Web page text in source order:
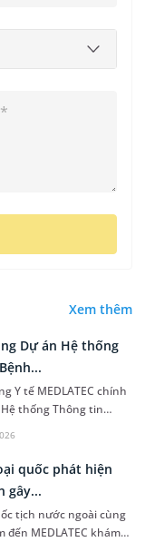
Xem thêm
Dự án Hệ thống
Y tế MEDLATEC chính
thống Thông tin
- Hospital Information
á...
quốc phát hiện
gây...
tịch nước ngoài cùng
đến MEDLATEC khám